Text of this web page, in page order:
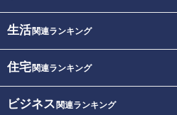
生活関連ランキング
住宅関連ランキング
ビジネス 関連ランキング